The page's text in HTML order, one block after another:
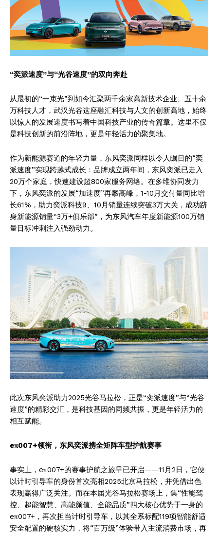
“奕派速度”与“光谷速度”的双向奔赴
从最初的“一束光”到如今汇聚两千余家高新技术企业、五十余
万科技人才，武汉光谷这座融汇科技与人文的创新高地，始终
以惊人的发展速度书写着中国科技产业的传奇篇章。这里不仅
是科技创新的前沿阵地，更是年轻活力的聚集地。
作为新能源赛道的年轻力量，东风奕派同样以令人瞩目的“奕
派速度”实现跨越式成长：品牌成立两年间，东风奕派已走入
20万个家庭，快速建设超800家服务网络。在多维协同发力
下，东风奕派的发展“加速度”再攀高峰，1-10月交付量同比增
长61%，助力奕派科技9、10月销量连续突破3万大关，成功跻
身新能源销量“3万+俱乐部”，为东风汽车年度新能源100万销
量目标冲刺注入强劲动力。
此次东风奕派助力2025光谷马拉松，正是“奕派速度”与“光谷
速度”的精彩交汇，是科技基因的同频共振，更是年轻活力的
相互赋能。
eπ007+领衔，东风奕派携全矩阵车型护航赛事
事实上，eπ007+的赛事护航之旅早已开启——11月2日，它便
以计时引导车的身份首次亮相2025北京马拉松，并凭借出色
表现赢得广泛关注。而在本届光谷马拉松赛场上，集“性能驾
控、超能智慧、高能颜值、全能品质”四大核心优势于一身的
eπ007+，再次担当计时引导车，以其全系标配119项智能舒适
安全配置的硬核实力，将“百万级”体验带入主流消费市场，再